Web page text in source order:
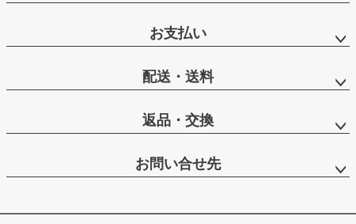
お支払い
配送・送料
返品・交換
お問い合せ先